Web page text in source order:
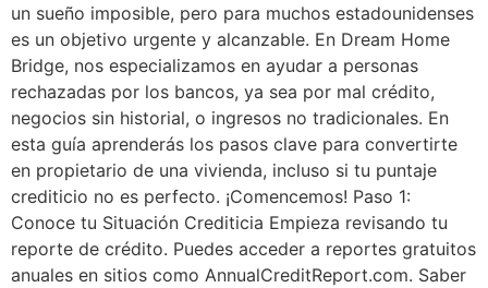
un sueño imposible, pero para muchos estadounidenses
es un objetivo urgente y alcanzable. En Dream Home
Bridge, nos especializamos en ayudar a personas
rechazadas por los bancos, ya sea por mal crédito,
negocios sin historial, o ingresos no tradicionales. En
esta guía aprenderás los pasos clave para convertirte
en propietario de una vivienda, incluso si tu puntaje
crediticio no es perfecto. ¡Comencemos! Paso 1:
Conoce tu Situación Crediticia Empieza revisando tu
reporte de crédito. Puedes acceder a reportes gratuitos
anuales en sitios como AnnualCreditReport.com. Saber